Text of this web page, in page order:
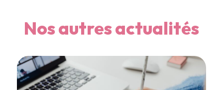
Nos autres actualités